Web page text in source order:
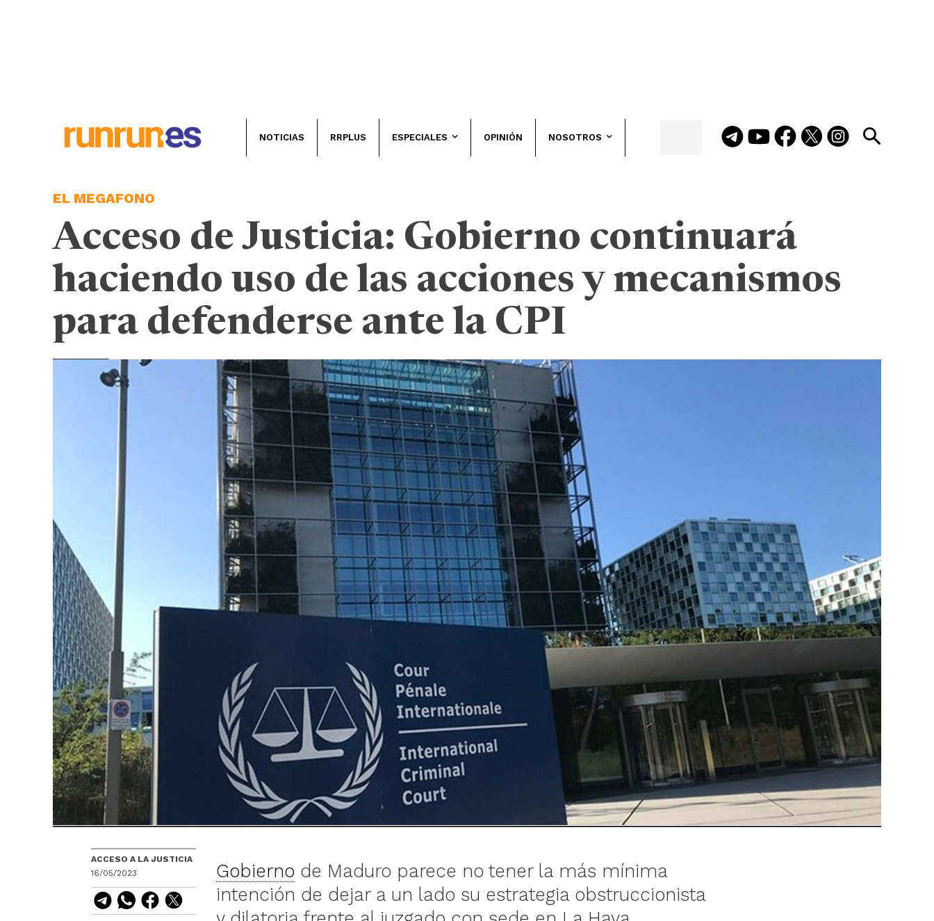
NOTICIAS RRPLUS ESPECIALES OPINIÓN NOSOTROS
EL MEGAFONO
Acceso de Justicia: Gobierno continuará
haciendo uso de las acciones y mecanismos
para defenderse ante la CPI
ACCESO A LA JUSTICIA
16/05/2023
Gobierno de Maduro parece no tener la más mínima
intención de dejar a un lado su estrategia obstruccionista